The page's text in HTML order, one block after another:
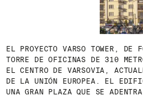
EL PROYECTO VARSO TOWER, DE
TORRE DE OFICINAS DE 310
EL CENTRO DE VARSOVIA,
DE LA UNIÓN EUROPEA. EL
UNA GRAN PLAZA QUE SE